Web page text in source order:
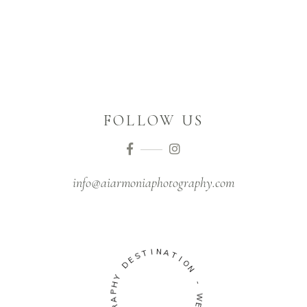
FOLLOW US
info@aiarmoniaphotography.com
DES T I NATI
O
N
W
R
A
P
H
Y